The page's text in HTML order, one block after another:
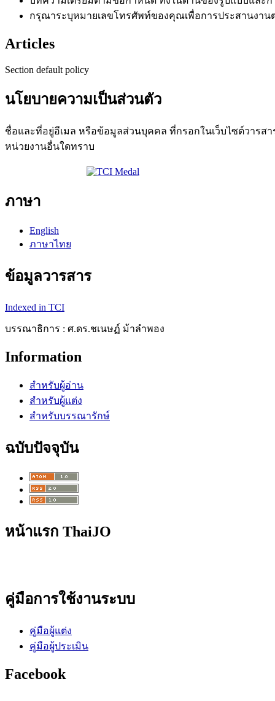
กรุณาระบุหมายเลขโทรศัพท์ของคุณเพื่อการประสานงาน
Articles
Section default policy
นโยบายความเป็นส่วนตัว
ชื่อและที่อยู่อีเมล หรือข้อมูลส่วนบุคคล ที่กรอกในเว็บไซต์วารส
หน่วยงานอื่นใดทราบ
ภาษา
English
ภาษาไทย
ข้อมูลวารสาร
Indexed in TCI
บรรณาธิการ : ศ.ดร.ชเนษฏ์ ม้าลำพอง
Information
สำหรับผู้อ่าน
สำหรับผู้แต่ง
สำหรับบรรณารักษ์
ฉบับปัจจุบัน
หน้าแรก ThaiJO
คู่มือการใช้งานระบบ
คู่มือผู้แต่ง
คู่มือผู้ประเมิน
Facebook